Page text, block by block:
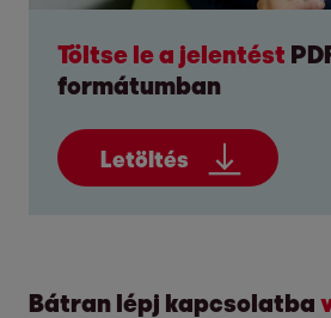
Töltse le a jelentést
formátumban
Letöltés
Bátran lépj kapcsolatba